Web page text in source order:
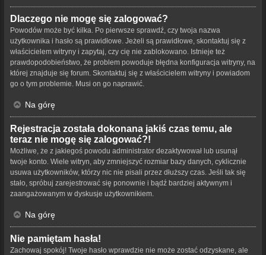
Dlaczego nie mogę się zalogować?
Powodów może być kilka. Po pierwsze sprawdź, czy twoja nazwa
użytkownika i hasło są prawidłowe. Jeżeli są prawidłowe, skontaktuj się z
właścicielem witryny i zapytaj, czy cię nie zablokowano. Istnieje też
prawdopodobieństwo, że problem powoduje błędna konfiguracja witryny, na
której znajduje się forum. Skontaktuj się z właścicielem witryny i powiadom
go o tym problemie. Musi on go naprawić.
Na górę
Rejestracja została dokonana jakiś czas temu, ale
teraz nie mogę się zalogować?!
Możliwe, że z jakiegoś powodu administrator dezaktywował lub usunął
twoje konto. Wiele witryn, aby zmniejszyć rozmiar bazy danych, cyklicznie
usuwa użytkowników, którzy nic nie pisali przez dłuższy czas. Jeśli tak się
stało, spróbuj zarejestrować się ponownie i bądź bardziej aktywnym i
zaangażowanym w dyskusje użytkownikiem.
Na górę
Nie pamiętam hasła!
Zachowaj spokój! Twoje hasło wprawdzie nie może zostać odzyskane, ale